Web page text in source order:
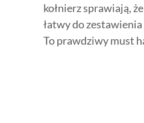
kołnierz sprawiają,
łatwy do
To prawdziwy must